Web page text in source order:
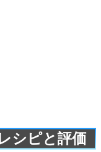
シピと評価